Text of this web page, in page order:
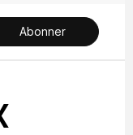
Abonner